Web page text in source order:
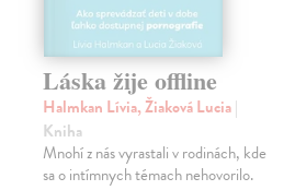
Láska žije offline
Halmkan Lívia, Žiaková Lucia|
Kniha
Mnohí z nás vyrastali v rodinách, kde
sa o intímnych témach nehovorilo.